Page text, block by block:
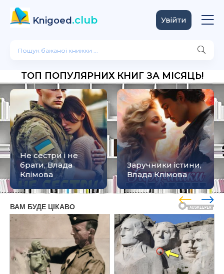
Knigoed .club Увійти
ТОП ПОПУЛЯРНИХ КНИГ ЗА МІСЯЦЬ!
Не сестри і не
брати, Влада
Клімова
Заручники істини,
Влада Клімова